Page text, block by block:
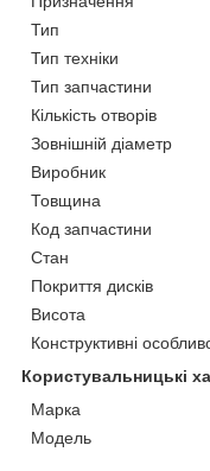
Тип
Тип техніки
Тип запчастини
Кількість отворів
Зовнішній діаметр
Виробник
Товщина
Код запчастини
Стан
Покриття дисків
Висота
Конструктивні
Користувальницькі
Марка
Модель